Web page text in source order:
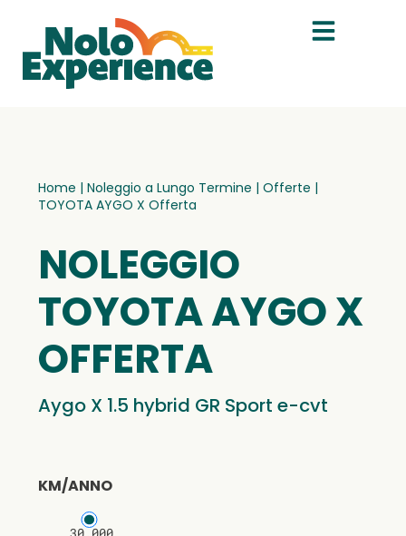
Home | Noleggio a Lungo Termine | Offerte |
TOYOTA AYGO X Offerta
NOLEGGIO
TOYOTA AYGO X
OFFERTA
Aygo X 1.5 hybrid GR Sport e-cvt
KM/ANNO